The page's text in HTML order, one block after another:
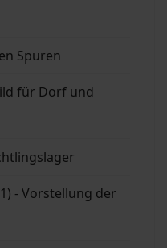
Spuren
für Dorf und
- Vorstellung der